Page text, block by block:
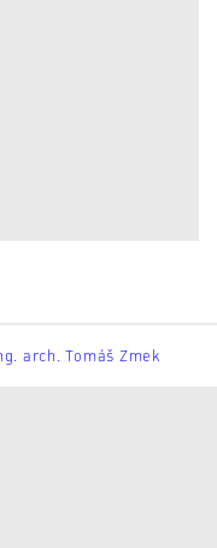
arch. Tomáš Zmek